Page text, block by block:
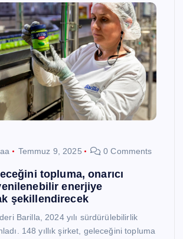
Temmuz 9, 2025 0 Comments
topluma, onarıcı
enerjiye
şekillendirecek
Barilla, 2024 yılı sürdürülebilirlik
148 yıllık şirket, geleceğini topluma